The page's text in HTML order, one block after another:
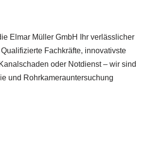
Kompetente
Elmar Müller GmbH Ihr verlässlicher
Fachkräfte, innovativste
oder Notdienst – wir sind
und Rohrkamerauntersuchung